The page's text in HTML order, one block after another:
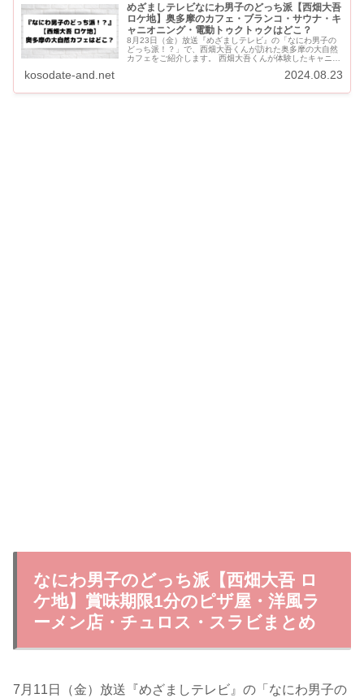
めざましテレビなにわ男子のどっち派【西畑大吾
ロケ地】奥多摩のカフェ・ブランコ・サウナ・キ
ャニオニング・電動トゥクトゥクはどこ？
8月23日（金）放送『めざましテレビ』の「なにわ男子の
どっち派！？」で、西畑大吾くんが訪れた奥多摩の大自然
カフェをご紹介します。 西畑大吾くんが体験したキャニオ
kosodate-and.net 2024.08.23
なにわ男子のどっち派【西畑大吾 ロ
ケ地】賞味期限1分のピザ屋・洋風ラ
ーメン店・チュロス・スラビまとめ
7月11日（金）放送『めざましテレビ』の「なにわ男子の